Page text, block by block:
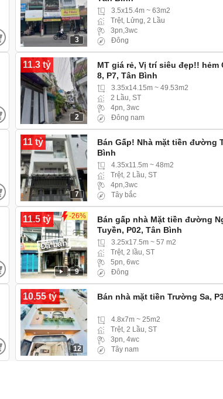
3
3.5x15.4m ~ 63m2
Trệt, Lửng, 2 Lầu
3pn,3wc
Đông
11.3 tỷ
2
MT giá rẻ, Vị trí siêu đẹp!! hẻm
8, P7, Tân Bình
3.35x14.15m ~ 49.53m2
2 Lầu, ST
4pn, 3wc
Đông nam
11 tỷ
7
Bán Gấp! Nhà mặt tiền đường
Bình
4.35x11.5m ~ 48m2
Trệt, 2 Lầu, ST
4pn,3wc
Tây bắc
11.5 tỷ -26%
9
Đã bán
Bán gấp nhà Mặt tiền đường
Tuyền, P02, Tân Bình
3.25x17.5m ~ 57 m2
Trệt, 2 lầu, ST
5pn, 6wc
Đông
10.55 tỷ
12
Bán nhà mặt tiền Trường Sa,
4.8x7m ~ 25m2
Trệt, 2 Lầu, ST
3pn, 4wc
Tây nam